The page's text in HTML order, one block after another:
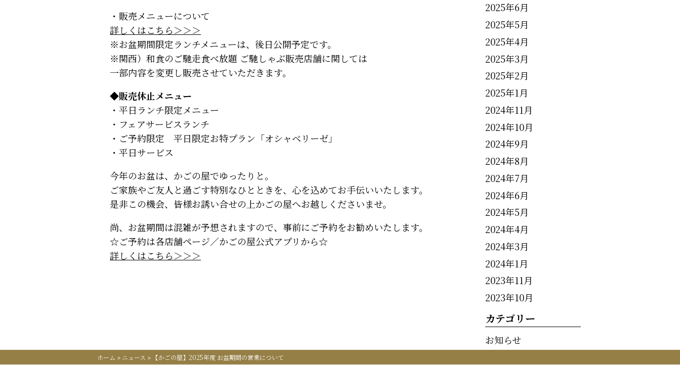
・販売メニューについて
詳しくはこちら＞＞＞
※お盆期間限定ランチメニューは、後日公開予定です。
※関西）和食のご馳走食べ放題 ご馳しゃぶ販売店舗に関しては
一部内容を変更し販売させていただきます。
◆販売休止メニュー
・平日ランチ限定メニュー
・フェアサービスランチ
・ご予約限定 平日限定お特プラン「オシャベリーゼ」
・平日サービス
今年のお盆は、かごの屋でゆったりと。
ご家族やご友人と過ごす特別なひとときを、心を込めてお手伝いいたします。
是非この機会、皆様お誘い合せの上かごの屋へお越しくださいませ。
尚、お盆期間は混雑が予想されますので、事前にご予約をお勧めいたします。
☆ご予約は各店舗ページ／かごの屋公式アプリから☆
詳しくはこちら＞＞＞
2025年6月
2025年5月
2025年4月
2025年3月
2025年2月
2025年1月
2024年11月
2024年10月
2024年9月
2024年8月
2024年7月
2024年6月
2024年5月
2024年4月
2024年3月
2024年1月
2023年11月
2023年10月
カテゴリー
お知らせ
ホーム » ニュース » 【かごの屋】2025年度 お盆期間の営業について